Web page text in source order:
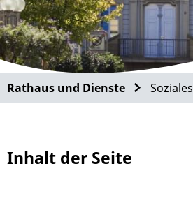
Rathaus und Dienste Soziales
Inhalt der Seite